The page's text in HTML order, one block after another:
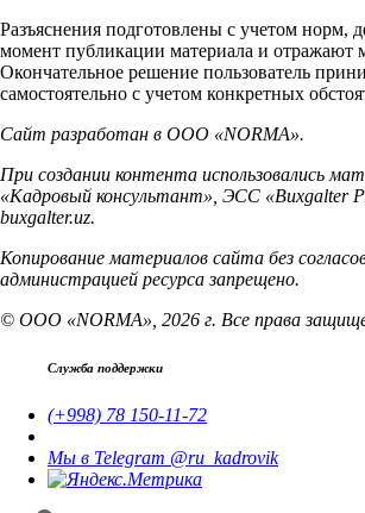
Разъяснения подготовлены с учетом норм,
момент публикации материала и отражают
Окончательное решение пользователь
самостоятельно с учетом конкретных
Сайт разработан в ООО «NORMA».
При создании контента использовались
«Кадровый консультант», ЭСС «Buxgalter
buxgalter.uz.
Копирование материалов сайта без
администрацией ресурса запрещено.
© ООО «NORMA», 2026 г. Все права
Служба поддержки
(+998) 78 150-11-72
Мы в Telegram @ru_kadrovik